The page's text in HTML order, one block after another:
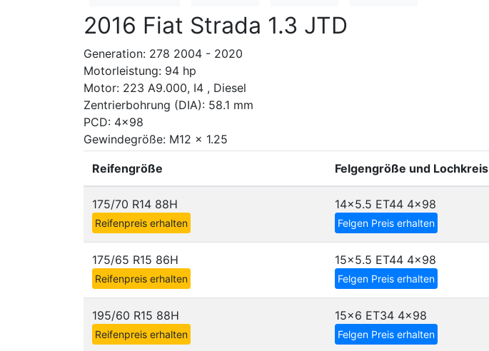
2016 Fiat Strada 1.3 JTD
Generation: 278 2004 - 2020
Motorleistung: 94 hp
Motor: 223 A9.000, I4 , Diesel
Zentrierbohrung (DIA): 58.1 mm
PCD: 4x98
Gewindegröße: M12 x 1.25
Reifengröße Felgengröße und Lochkreis
175/70 R14 88H
Reifenpreis erhalten
14x5.5 ET44 4x98
Felgen Preis erhalten
175/65 R15 86H
Reifenpreis erhalten
15x5.5 ET44 4x98
Felgen Preis erhalten
195/60 R15 88H
Reifenpreis erhalten
15x6 ET34 4x98
Felgen Preis erhalten